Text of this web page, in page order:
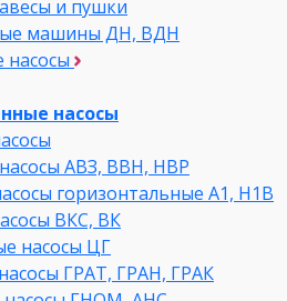
и пушки
машины ДН, ВДН
насосы
АВЗ, ВВН, НВР
горизонтальные А1, Н1В
ВКС, ВК
насосы ЦГ
ГРАТ, ГРАН, ГРАК